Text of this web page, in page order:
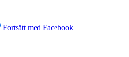
Fortsätt med Facebook